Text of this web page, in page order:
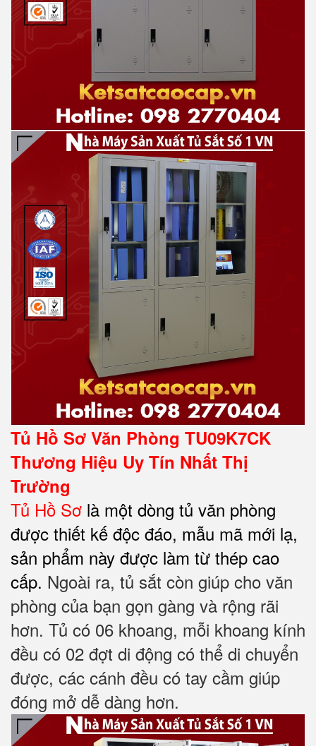
Tủ Hồ Sơ Văn Phòng TU09K7CK
Thương Hiệu Uy Tín Nhất Thị
Trường
Tủ Hồ Sơ là một dòng tủ văn phòng
được thiết kế độc đáo, mẫu mã mới lạ,
sản phẩm này được làm từ thép cao
cấp. Ngoài ra, tủ sắt còn giúp cho văn
phòng của bạn gọn gàng và rộng rãi
hơn. Tủ có 06 khoang, mỗi khoang kính
đều có 02 đợt di động có thể di chuyển
được, các cánh đều có tay cầm giúp
đóng mở dễ dàng hơn.